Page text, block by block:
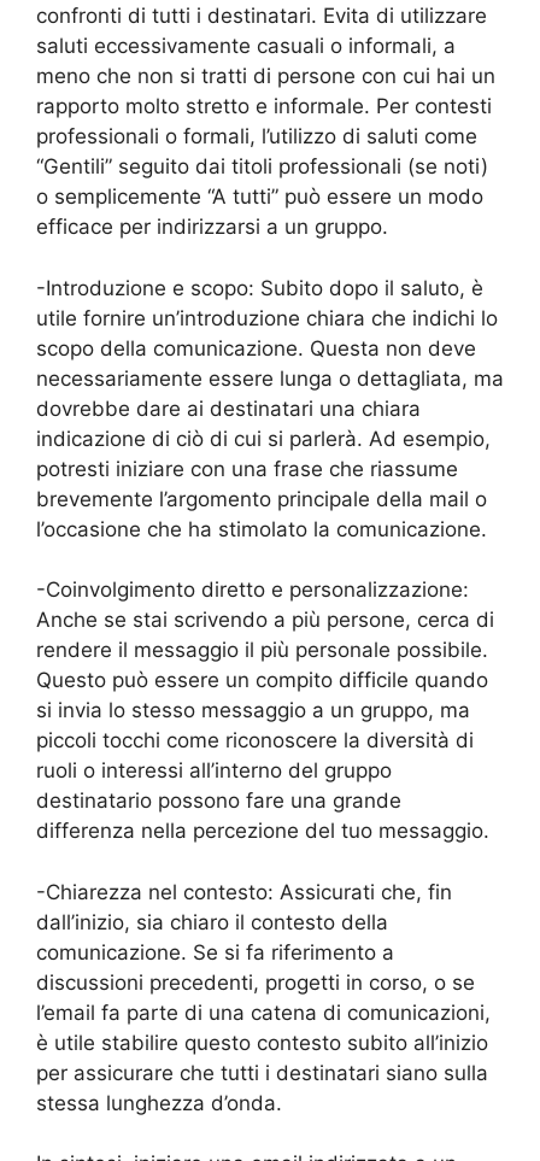
confronti di tutti i destinatari. Evita di utilizzare
saluti eccessivamente casuali o informali, a
meno che non si tratti di persone con cui hai un
rapporto molto stretto e informale. Per contesti
professionali o formali, l’utilizzo di saluti come
“Gentili” seguito dai titoli professionali (se noti)
o semplicemente “A tutti” può essere un modo
efficace per indirizzarsi a un gruppo.
-Introduzione e scopo: Subito dopo il saluto, è
utile fornire un’introduzione chiara che indichi lo
scopo della comunicazione. Questa non deve
necessariamente essere lunga o dettagliata, ma
dovrebbe dare ai destinatari una chiara
indicazione di ciò di cui si parlerà. Ad esempio,
potresti iniziare con una frase che riassume
brevemente l’argomento principale della mail o
l’occasione che ha stimolato la comunicazione.
-Coinvolgimento diretto e personalizzazione:
Anche se stai scrivendo a più persone, cerca di
rendere il messaggio il più personale possibile.
Questo può essere un compito difficile quando
si invia lo stesso messaggio a un gruppo, ma
piccoli tocchi come riconoscere la diversità di
ruoli o interessi all’interno del gruppo
destinatario possono fare una grande
differenza nella percezione del tuo messaggio.
-Chiarezza nel contesto: Assicurati che, fin
dall’inizio, sia chiaro il contesto della
comunicazione. Se si fa riferimento a
discussioni precedenti, progetti in corso, o se
l’email fa parte di una catena di comunicazioni,
è utile stabilire questo contesto subito all’inizio
per assicurare che tutti i destinatari siano sulla
stessa lunghezza d’onda.